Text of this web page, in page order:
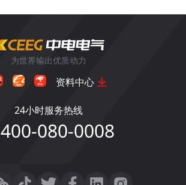
为世界输出优质动力
资料中心
24小时服务热线
400-080-0008